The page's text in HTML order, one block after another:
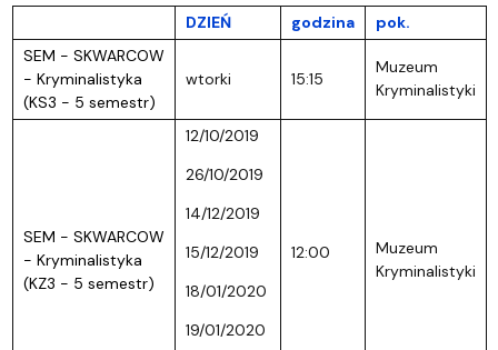
DZIEŃ godzina
pok.
SEM - SKWARCOW
- Kryminalistyka
(KS3 - 5 semestr)
wtorki 15:15
Muzeum
Kryminalistyki
SEM - SKWARCOW
- Kryminalistyka
(KZ3 - 5 semestr)
12/10/2019
26/10/2019
14/12/2019
15/12/2019
18/01/2020
19/01/2020
12:00
Muzeum
Kryminalistyki